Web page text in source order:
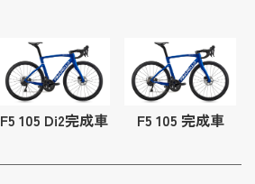
F5 105 Di2完成車 F5 105 完成車